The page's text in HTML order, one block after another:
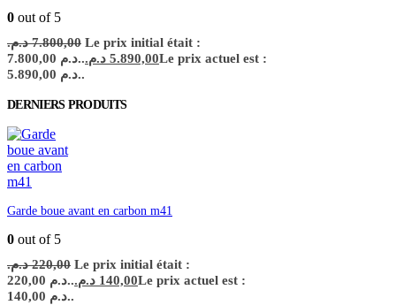
0 out of 5
7.800,00 د.م.
Le prix initial était :
7.800,00 د.م..
5.890,00 د.م.
Le prix actuel est :
5.890,00 د.م..
DERNIERS PRODUITS
Garde boue avant en carbon m41
0 out of 5
220,00 د.م.
Le prix initial était :
220,00 د.م..
140,00 د.م.
Le prix actuel est :
140,00 د.م..